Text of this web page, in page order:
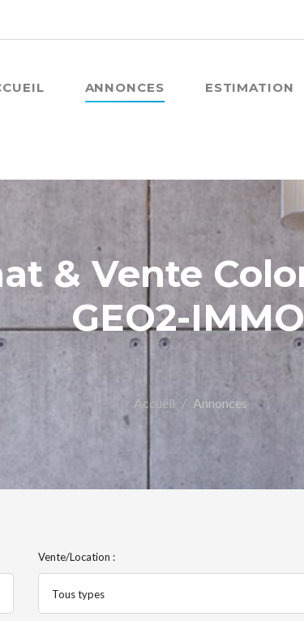
ANNONCES ESTIMATION
& Vente
GEO2-IMMO
Accueil Annonces
Vente/Location :
Tous types